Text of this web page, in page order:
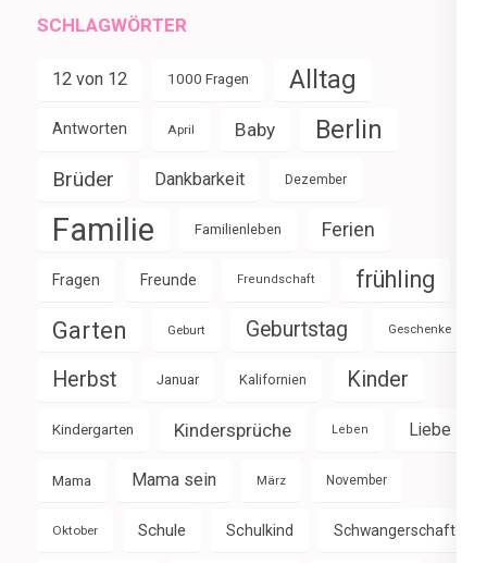
SCHLAGWÖRTER
12 von 12 1000 Fragen Alltag
Antworten April Baby Berlin
Brüder Dankbarkeit Dezember
Familie Familienleben Ferien
Fragen Freunde Freundschaft frühling
Garten Geburt Geburtstag Geschenke
Herbst Januar Kalifornien Kinder
Kindergarten Kindersprüche Leben Liebe
Mama Mama sein März November
Oktober Schule Schulkind Schwangerschaft